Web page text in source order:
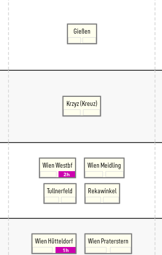
Gießen
Krzyz (Kreuz)
Wien Westbf
2h
Wien Meidling
Tullnerfeld Rekawinkel
Wien Hütteldorf
1h
Wien Praterstern